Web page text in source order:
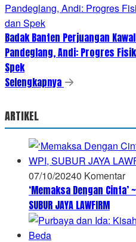
Badak Banten Perjuangan
Pandeglang, Andi: Progres
Spek
Selengkapnya
ARTIKEL
07/10/20240 Komentar
‘Memaksa Dengan Cinta’
SUBUR JAYA LAWFIRM